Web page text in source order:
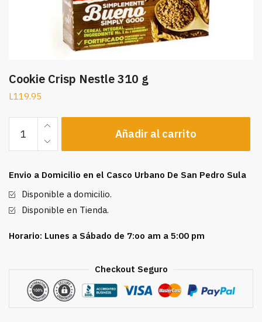
Cookie Crisp Nestle 310 g
L119.95
Crisp
Nestle
g
cantidad
Añadir al carrito
Envio a Domicilio en el Casco Urbano De San Pedro Sula
Disponible a domicilio.
Disponible en Tienda.
Horario: Lunes a Sábado de 7:oo am a 5:00 pm
Checkout Seguro